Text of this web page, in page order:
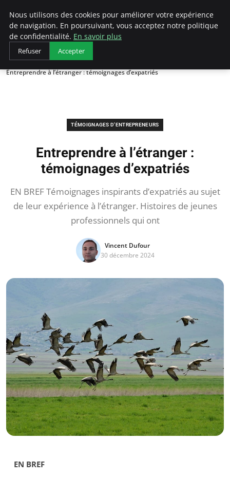
LECFCM
Accueil
Témoignages d'entrepreneurs
Entreprendre à l’étranger : témoignages d’expatriés
TÉMOIGNAGES D'ENTREPRENEURS
Entreprendre à l’étranger :
témoignages d’expatriés
EN BREF Témoignages inspirants d’expatriés au sujet
de leur expérience à l’étranger. Histoires de jeunes
professionnels qui ont
Vincent Dufour
30 décembre 2024
EN BREF
Nous utilisons des cookies pour améliorer votre expérience
de navigation. En poursuivant, vous acceptez notre politique
de confidentialité. En savoir plus
Refuser Accepter